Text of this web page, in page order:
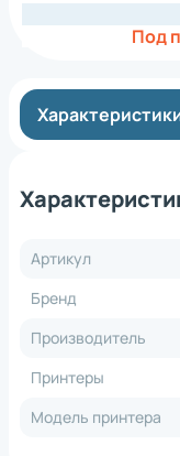
Под
Артикул
Бренд
Производитель
Принтеры
Модель принтера